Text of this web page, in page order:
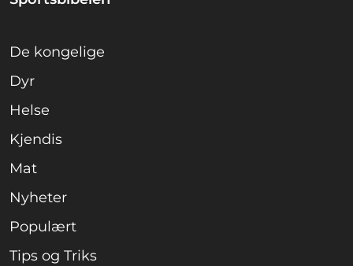
De kongelige
Dyr
Helse
Kjendis
Mat
Nyheter
Populært
Tips og Triks